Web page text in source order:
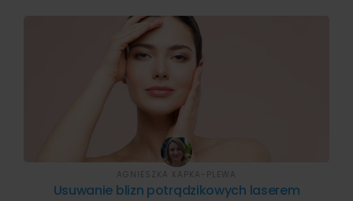
Usuwanie blizn potrądzikowych laserem
AGNIESZKA KAPKA-PLEWA